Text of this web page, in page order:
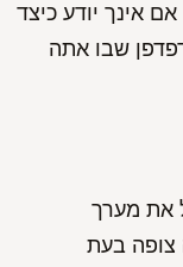
אינך יודע כיצד
שבו אתה
את מערך
צופה בעת